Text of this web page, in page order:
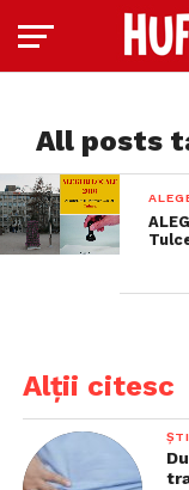
All posts
Alții citesc